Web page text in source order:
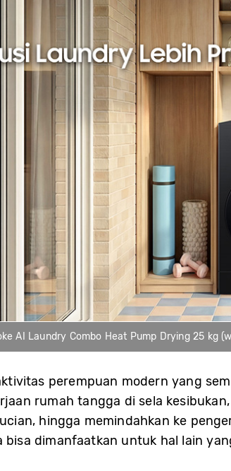
AI Laundry Combo Heat Pump Drying 25 kg
perempuan modern yang
rumah tangga di sela
hingga memindahkan ke
bisa dimanfaatkan untuk hal lain